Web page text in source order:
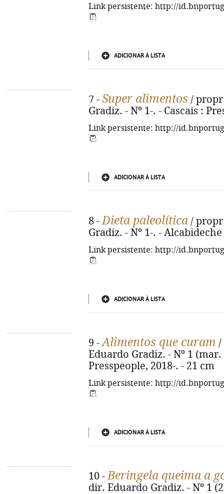
Link persistente: http://
ADICIONAR À LISTA
7 - Super alimentos /
Gradiz. - Nº 1-. - Cascais :
Link persistente: http://
ADICIONAR À LISTA
8 -Dieta paleolítica /
Gradiz. - Nº 1-. -
Link persistente: http://
ADICIONAR À LISTA
9 -Alimentos que curam /
Eduardo Gradiz. - Nº 1
Presspeople, 2018-. - 21 cm
Link persistente: http://
ADICIONAR À LISTA
10 -Beringela queima a
dir. Eduardo Gradiz. - Nº 1